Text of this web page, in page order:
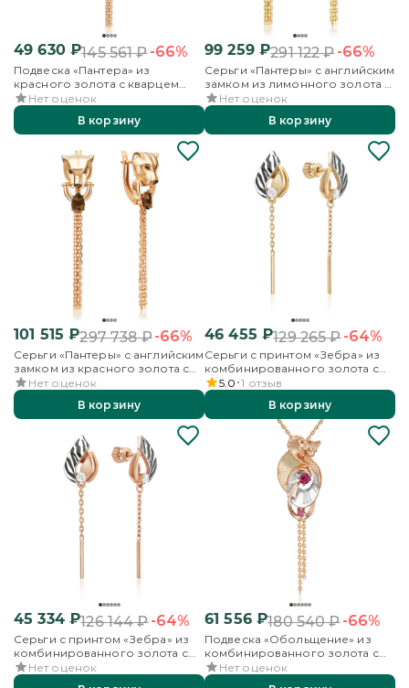
49 630₽145 561₽-66%
Подвеска «Пантера» из
красного золота с кварцем
дымчатым
Нет оценок
В корзину
99 259₽291 122₽-66%
Серьги «Пантеры» с английским
замком из лимонного золота с
кварцем дымчатым
Нет оценок
В корзину
101 515 ₽297 738₽-66%
Серьги «Пантеры» с английским
замком из красного золота с
кварцем дымчатым
Нет оценок
В корзину
46 455 ₽129 265₽-64%
Серьги с принтом «Зебра» из
комбинированного золота с
фианитом и эмалью
5.0 1 отзыв
В корзину
45 334₽126 144₽-64%
Серьги с принтом «Зебра» из
комбинированного золота с
фианитом и эмалью
Нет оценок
61 556₽180 540₽-66%
Подвеска «Обольщение» из
комбинированного золота с
гранатами
Нет оценок